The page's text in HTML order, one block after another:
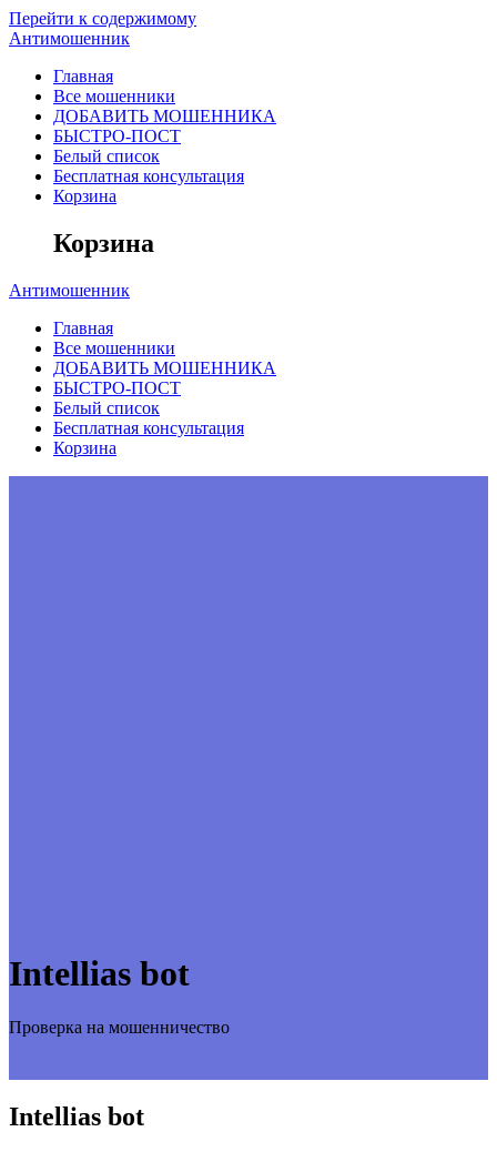
Перейти к содержимому
Антимошенник
Главная
Все мошенники
ДОБАВИТЬ МОШЕННИКА
БЫСТРО-ПОСТ
Белый список
Бесплатная консультация
Корзина
Корзина
Антимошенник
Главная
Все мошенники
ДОБАВИТЬ МОШЕННИКА
БЫСТРО-ПОСТ
Белый список
Бесплатная консультация
Корзина
Intellias bot
Проверка на мошенничество
Intellias bot